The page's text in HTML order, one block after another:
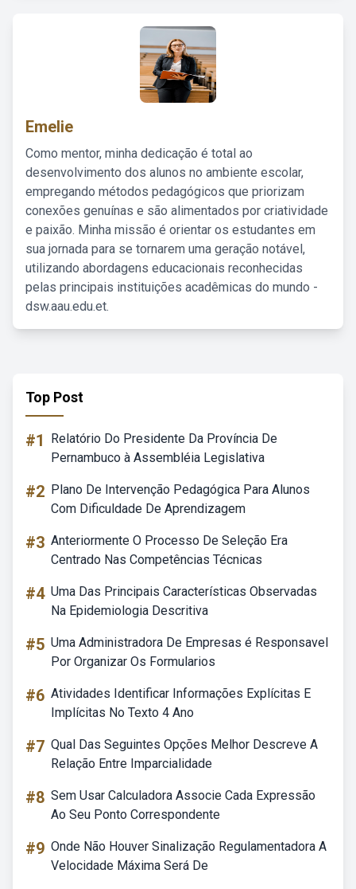
Emelie
Como mentor, minha dedicação é total ao
desenvolvimento dos alunos no ambiente escolar,
empregando métodos pedagógicos que priorizam
conexões genuínas e são alimentados por criatividade
e paixão. Minha missão é orientar os estudantes em
sua jornada para se tornarem uma geração notável,
utilizando abordagens educacionais reconhecidas
pelas principais instituições acadêmicas do mundo -
dsw.aau.edu.et.
Top Post
#1
Relatório Do Presidente Da Província De
Pernambuco à Assembléia Legislativa
#2 Plano De Intervenção Pedagógica Para Alunos
Com Dificuldade De Aprendizagem
#3 Anteriormente O Processo De Seleção Era
Centrado Nas Competências Técnicas
#4 Uma Das Principais Características Observadas
Na Epidemiologia Descritiva
#5 Uma Administradora De Empresas é Responsavel
Por Organizar Os Formularios
#6 Atividades Identificar Informações Explícitas E
Implícitas No Texto 4 Ano
#7 Qual Das Seguintes Opções Melhor Descreve A
Relação Entre Imparcialidade
#8 Sem Usar Calculadora Associe Cada Expressão
Ao Seu Ponto Correspondente
#9 Onde Não Houver Sinalização Regulamentadora A
Velocidade Máxima Será De